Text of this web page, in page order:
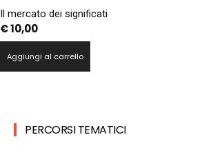
Il mercato dei significati
€10,00
Aggiungi al carrello
PERCORSI TEMATICI